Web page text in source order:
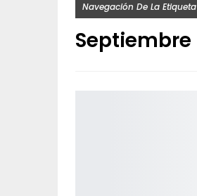
Navegación De La Etiqueta
Septiembre